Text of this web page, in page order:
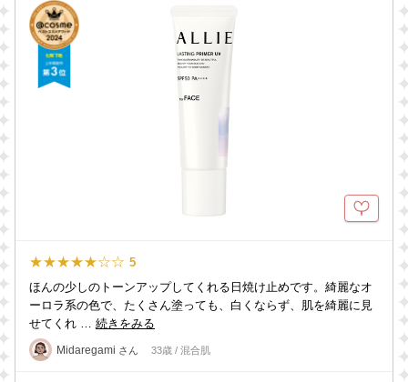
★★★★★☆☆ 5
ほんの少しのトーンアップしてくれる日焼け止めです。綺麗なオ
ーロラ系の色で、たくさん塗っても、白くならず、肌を綺麗に見
せてくれ … 続きをみる
Midaregami さん 33歳 / 混合肌